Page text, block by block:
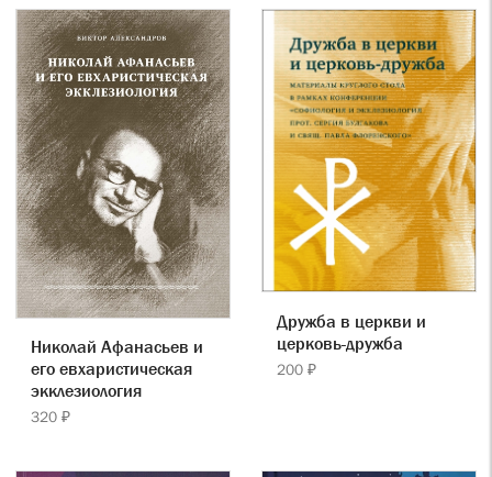
Николай Афанасьев и
его евхаристическая
экклезиология
320 ₽
Дружба в церкви и
церковь-дружба
200 ₽